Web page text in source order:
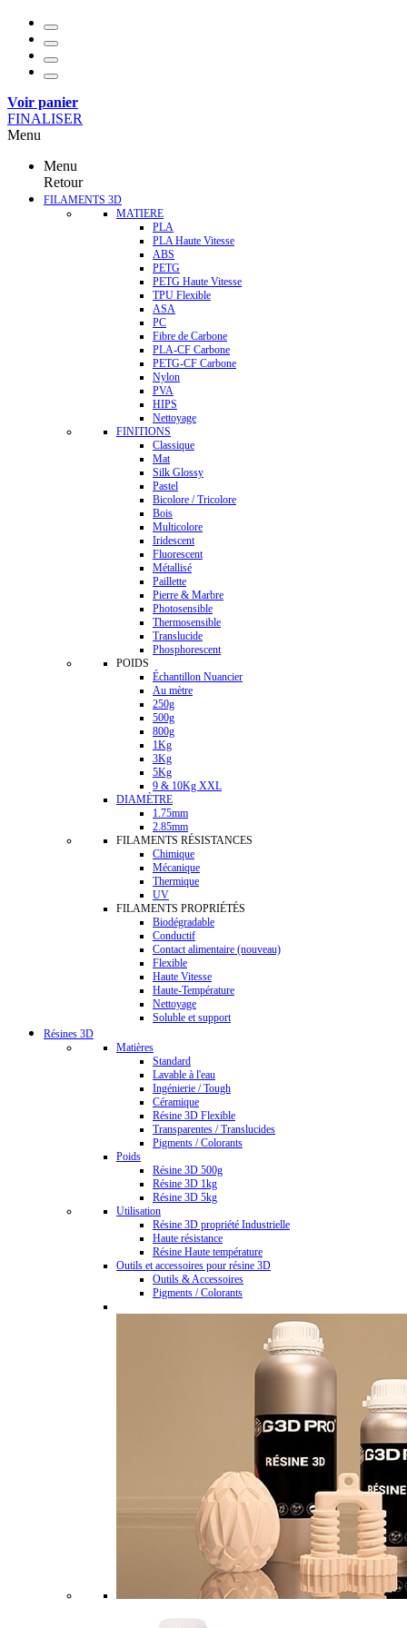
Voir panier
FINALISER
Menu
Menu
Retour
FILAMENTS 3D
MATIERE
PLA
PLA Haute Vitesse
ABS
PETG
PETG Haute Vitesse
TPU Flexible
ASA
PC
Fibre de Carbone
PLA-CF Carbone
PETG-CF Carbone
Nylon
PVA
HIPS
Nettoyage
FINITIONS
Classique
Mat
Silk Glossy
Pastel
Bicolore / Tricolore
Bois
Multicolore
Iridescent
Fluorescent
Métallisé
Paillette
Pierre & Marbre
Photosensible
Thermosensible
Translucide
Phosphorescent
POIDS
Échantillon Nuancier
Au mètre
250g
500g
800g
1Kg
3Kg
5Kg
9 & 10Kg XXL
DIAMÈTRE
1.75mm
2.85mm
FILAMENTS RÉSISTANCES
Chimique
Mécanique
Thermique
UV
FILAMENTS PROPRIÉTÉS
Biodégradable
Conductif
Contact alimentaire (nouveau)
Flexible
Haute Vitesse
Haute-Température
Nettoyage
Soluble et support
Résines 3D
Matières
Standard
Lavable à l'eau
Ingénierie / Tough
Céramique
Résine 3D Flexible
Transparentes / Translucides
Pigments / Colorants
Poids
Résine 3D 500g
Résine 3D 1kg
Résine 3D 5kg
Utilisation
Résine 3D propriété Industrielle
Haute résistance
Résine Haute température
Outils et accessoires pour résine 3D
Outils & Accessoires
Pigments / Colorants